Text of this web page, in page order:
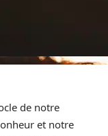
de notre
et notre